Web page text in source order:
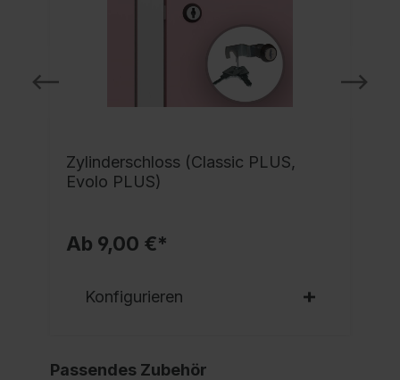
Zylinderschloss (Classic PLUS,
Evolo PLUS)
Ab 9,00 €*
Konfigurieren
Passendes Zubehör